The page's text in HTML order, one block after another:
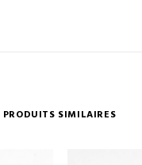
PRODUITS SIMILAIRES